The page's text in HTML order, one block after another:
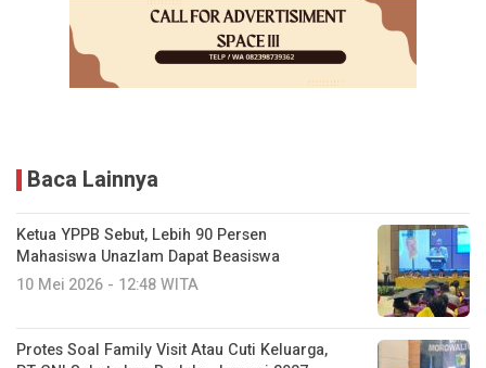
Baca Lainnya
Ketua YPPB Sebut, Lebih 90 Persen
Mahasiswa Unazlam Dapat Beasiswa
10 Mei 2026 - 12:48 WITA
Protes Soal Family Visit Atau Cuti Keluarga,